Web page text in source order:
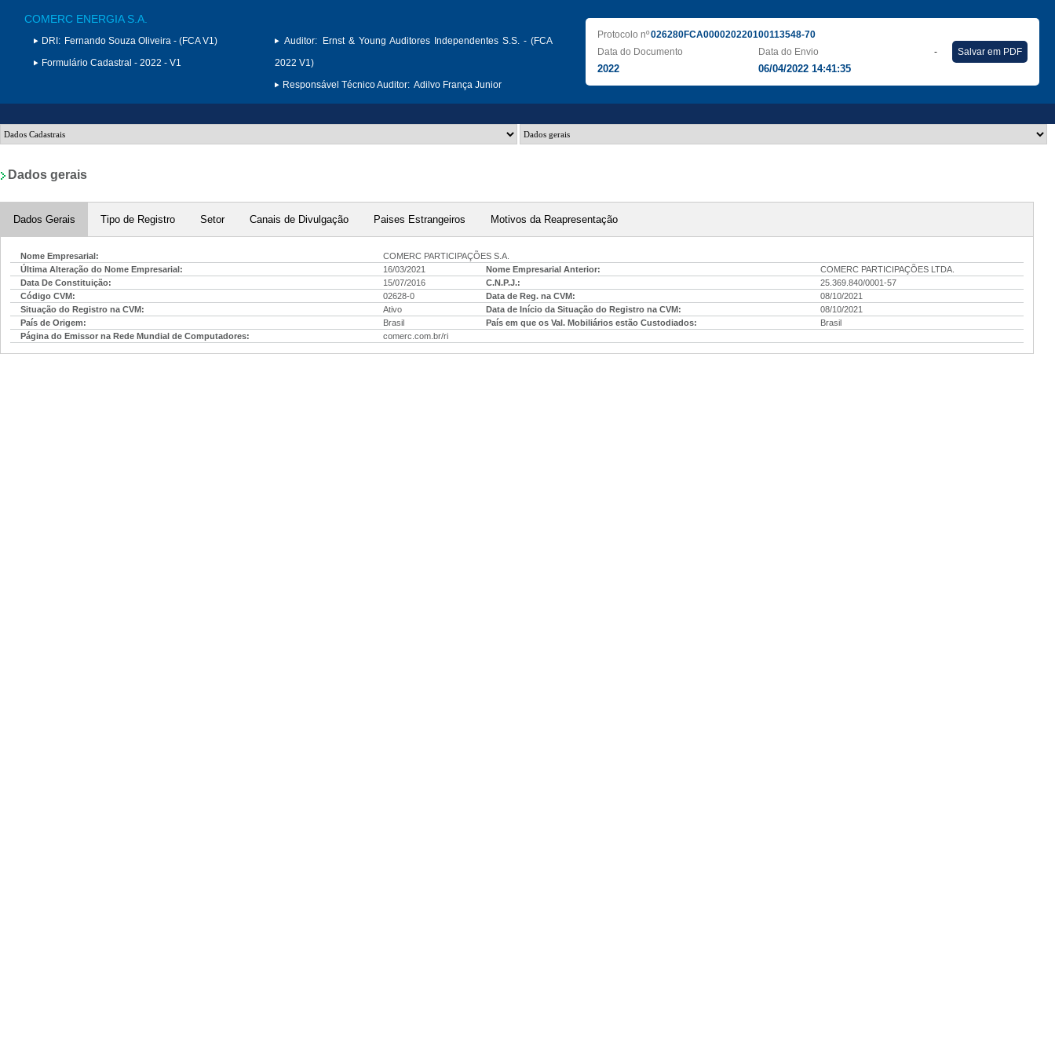
COMERC ENERGIA S.A.
DRI: Fernando Souza Oliveira - (FCA V1)
Formulário Cadastral - 2022 - V1
Auditor:
Ernst & Young Auditores Independentes S.S. - (FCA
2022 V1)
Responsável Técnico Auditor: Adilvo França Junior
Protocolo nº026280FCA000020220100113548-70
Data do Documento
2022
Data do Envio
06/04/2022 14:41:35
- Salvar em PDF